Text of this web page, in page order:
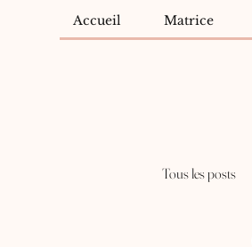
Accueil Matrice
Tous les posts